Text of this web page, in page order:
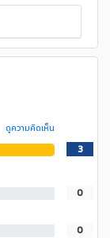
ดูความคิดเห็น
3
0
0